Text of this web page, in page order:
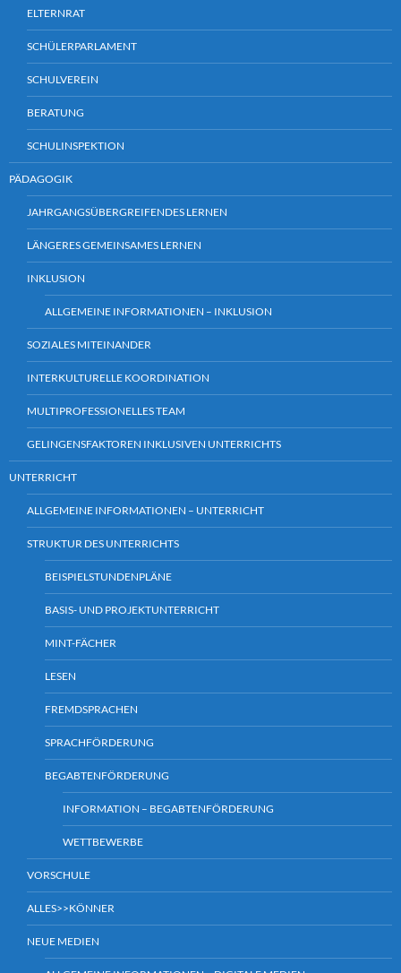
ELTERNRAT
SCHÜLERPARLAMENT
SCHULVEREIN
BERATUNG
SCHULINSPEKTION
PÄDAGOGIK
JAHRGANGSÜBERGREIFENDES LERNEN
LÄNGERES GEMEINSAMES LERNEN
INKLUSION
ALLGEMEINE INFORMATIONEN – INKLUSION
SOZIALES MITEINANDER
INTERKULTURELLE KOORDINATION
MULTIPROFESSIONELLES TEAM
GELINGENSFAKTOREN INKLUSIVEN UNTERRICHTS
UNTERRICHT
ALLGEMEINE INFORMATIONEN – UNTERRICHT
STRUKTUR DES UNTERRICHTS
BEISPIELSTUNDENPLÄNE
BASIS- UND PROJEKTUNTERRICHT
MINT-FÄCHER
LESEN
FREMDSPRACHEN
SPRACHFÖRDERUNG
BEGABTENFÖRDERUNG
INFORMATION – BEGABTENFÖRDERUNG
WETTBEWERBE
VORSCHULE
ALLES>>KÖNNER
NEUE MEDIEN